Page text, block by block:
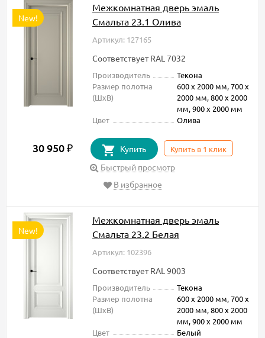
New!
Межкомнатная дверь эмаль
Смальта 23.1 Олива
Артикул: 127165
Соответствует RAL 7032
Производитель
Текона
Размер полотна
(ШxВ)
600 х 2000 мм, 700 х
2000 мм, 800 х 2000
мм, 900 х 2000 мм
Цвет
Олива
30 950 ₽ Купить Купить в 1 клик
Быстрый просмотр
В избранное
New!
Межкомнатная дверь эмаль
Смальта 23.2 Белая
Артикул: 102396
Соответствует RAL 9003
Производитель
Текона
Размер полотна
(ШxВ)
600 х 2000 мм, 700 х
2000 мм, 800 х 2000
мм, 900 х 2000 мм
Цвет
Белый